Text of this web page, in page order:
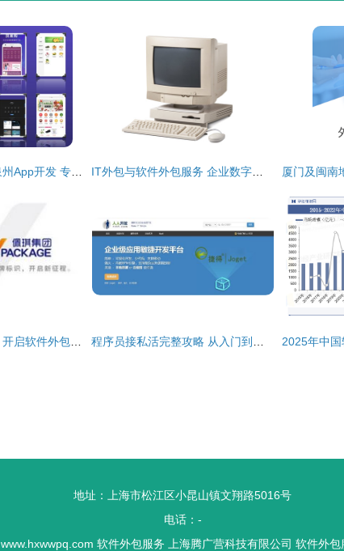
地址：上海市松江区小昆山镇文翔路5016号
电话：-
www.hxwwpq.com 软件外包服务 上海腾广营科技有限公司 软件外包